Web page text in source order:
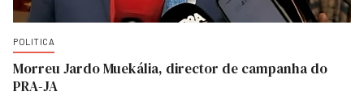
POLITICA
Morreu Jardo Muekália, director de campanha do
PRA-JA